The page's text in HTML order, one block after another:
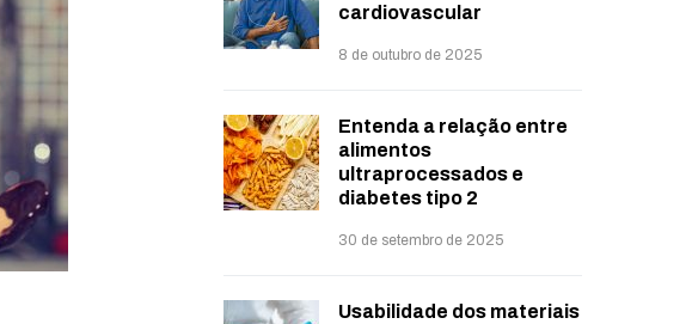
cardiovascular
8 de outubro de 2025
Entenda a relação entre
alimentos
ultraprocessados e
diabetes tipo 2
30 de setembro de 2025
Usabilidade dos materiais